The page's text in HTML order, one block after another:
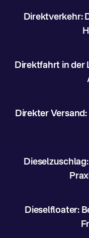
Direktverkehr:
Direktfahrt in der
Direkter
Dieselfloater: